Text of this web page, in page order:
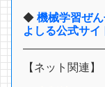
◆ 機械学習ぜ
よしる公式サイ
【ネット関連】